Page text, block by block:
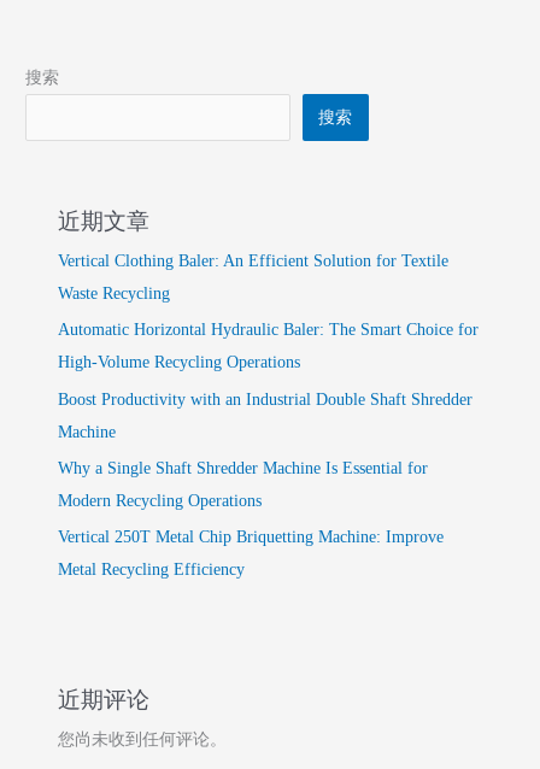
搜索
搜索
近期文章
Vertical Clothing Baler: An Efficient Solution for Textile
Waste Recycling
Automatic Horizontal Hydraulic Baler: The Smart Choice for
High-Volume Recycling Operations
Boost Productivity with an Industrial Double Shaft Shredder
Machine
Why a Single Shaft Shredder Machine Is Essential for
Modern Recycling Operations
Vertical 250T Metal Chip Briquetting Machine: Improve
Metal Recycling Efficiency
近期评论
您尚未收到任何评论。